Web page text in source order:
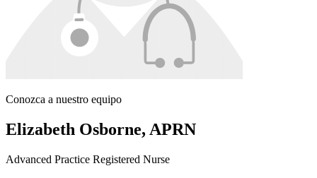
Conozca a nuestro equipo
Elizabeth Osborne, APRN
Advanced Practice Registered Nurse